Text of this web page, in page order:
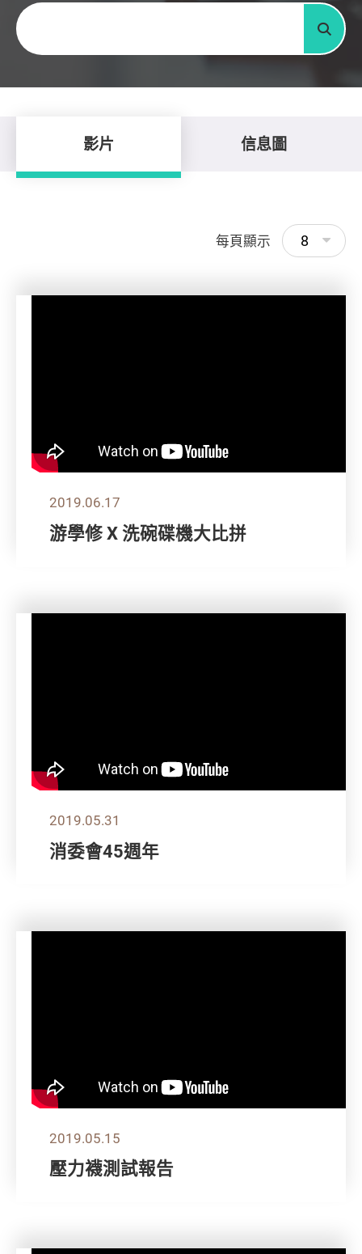
關鍵字
搜尋
影片 信息圖
每頁顯示 8
2019.06.17
游學修 X 洗碗碟機大比拼
2019.05.31
消委會45週年
2019.05.15
壓力襪測試報告